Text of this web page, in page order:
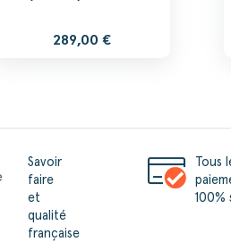
289,00 €
Savoir
faire
et
qualité
française
Tous
100%